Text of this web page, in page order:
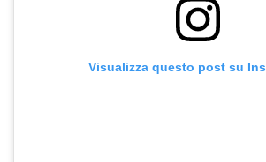
Visualizza questo post su